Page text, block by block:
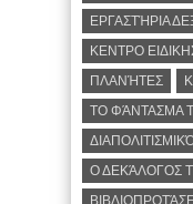
ΕΡΓΑΣΤΉΡΙΑ
ΚΕΝΤΡΟ
ΠΛΑΝΉΤΕΣ
ΤΟ ΦΆΝΤΑΣΜΑ
Ο ΔΕΚΆΛΟΓΟΣ